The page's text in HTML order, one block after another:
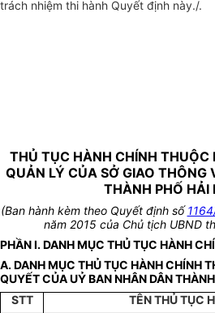
trách nhiệm thi hành Quyết định này./.
THỦ TỤC HÀNH CHÍNH
QUẢN LÝ CỦA SỞ GIAO THÔNG
THÀNH PHỐ HẢI
(Ban hành kèm theo Quyết định số
năm 2015 của Chủ tịch UBND
PHẦN I. DANH MỤC THỦ TỤC HÀNH
A. DANH MỤC THỦ TỤC HÀNH CHÍNH
QUYẾT CỦA UỶ BAN NHÂN DÂN
STT
TÊN THỦ TỤC